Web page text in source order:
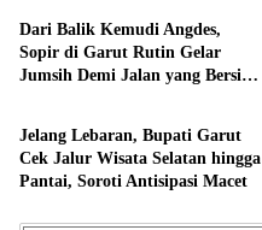
Dari Balik Kemudi Angdes,
Sopir di Garut Rutin Gelar
Jumsih Demi Jalan yang Bersih
Headline
Jelang Lebaran, Bupati Garut
Cek Jalur Wisata Selatan hingga
Pantai, Soroti Antisipasi Macet